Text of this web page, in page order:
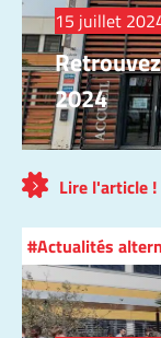
15 juillet
2024
Lire l'article !
Actualités